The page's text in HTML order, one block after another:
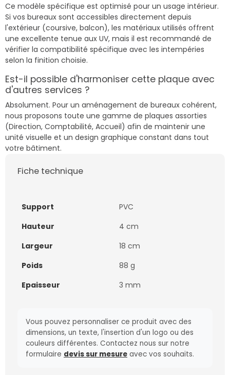
Ce modèle spécifique est optimisé pour un usage intérieur.
Si vos bureaux sont accessibles directement depuis
l'extérieur (coursive, balcon), les matériaux utilisés offrent
une excellente tenue aux UV, mais il est recommandé de
vérifier la compatibilité spécifique avec les intempéries
selon la finition choisie.
Est-il possible d'harmoniser cette plaque avec
d'autres services ?
Absolument. Pour un aménagement de bureaux cohérent,
nous proposons toute une gamme de plaques assorties
(Direction, Comptabilité, Accueil) afin de maintenir une
unité visuelle et un design graphique constant dans tout
votre bâtiment.
Fiche technique
Support
PVC
Hauteur
4 cm
Largeur
18 cm
Poids
88 g
Epaisseur
3 mm
Vous pouvez personnaliser ce produit avec des
dimensions, un texte, l'insertion d'un logo ou des
couleurs différentes. Contactez nous sur notre
formulaire devis sur mesure avec vos souhaits.